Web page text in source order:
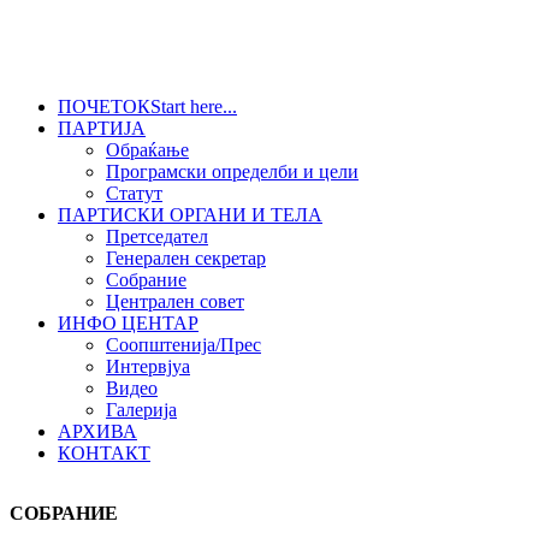
ПОЧЕТОКStart here...
ПАРТИЈА
Обраќање
Програмски определби и цели
Статут
ПАРТИСКИ ОРГАНИ И ТЕЛА
Претседател
Генерален секретар
Собрание
Централен совет
ИНФО ЦЕНТАР
Соопштенија/Прес
Интервјуа
Видео
Галерија
АРХИВА
КОНТАКТ
СОБРАНИЕ